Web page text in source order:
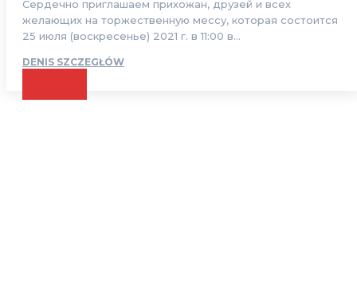
Сердечно приглашаем прихожан, друзей и всех
желающих на торжественную мессу, которая состоится
25 июля (воскресенье) 2021 г. в 11:00 в...
DENIS SZCZEGŁÓW